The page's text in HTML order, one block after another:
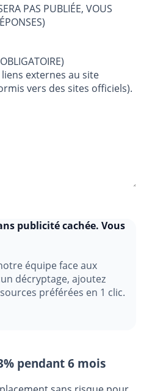
PAS PUBLIÉE, VOUS
DE VOTRE MESSAGE (OBLIGATOIRE)
externes au site
vers des sites officiels).
équipe face aux
décryptage, ajoutez
préférées en 1 clic.
3% pendant 6 mois